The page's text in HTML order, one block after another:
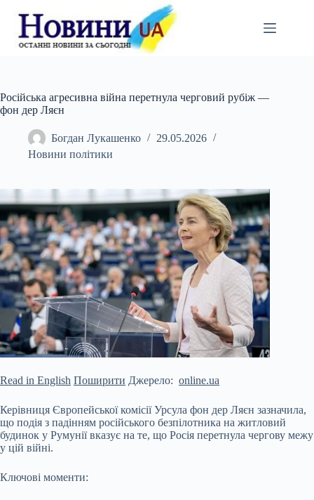
вмісту
Російська агресивна війна перетнула черговий рубіж —
фон дер Ляєн
Богдан Лукашенко
29.05.2026
Новини політики
Read in English Поширити Джерело: online.ua
Керівниця Європейської комісії Урсула фон дер Ляєн зазначила,
що подія з падінням російського безпілотника на житловий
будинок у Румунії вказує на те, що Росія перетнула чергову межу
у цій війні.
Ключові моменти: